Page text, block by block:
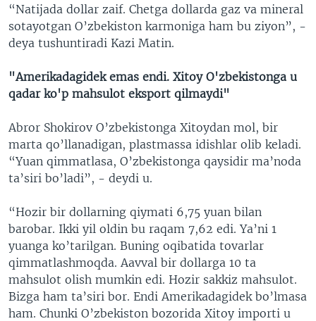
“Natijada dollar zaif. Chetga dollarda gaz va mineral
sotayotgan O’zbekiston karmoniga ham bu ziyon”, -
deya tushuntiradi Kazi Matin.
"Amerikadagidek emas endi. Xitoy O'zbekistonga u
qadar ko'p mahsulot eksport qilmaydi"
Abror Shokirov O’zbekistonga Xitoydan mol, bir
marta qo’llanadigan, plastmassa idishlar olib keladi.
“Yuan qimmatlasa, O’zbekistonga qaysidir ma’noda
ta’siri bo’ladi”, - deydi u.
“Hozir bir dollarning qiymati 6,75 yuan bilan
barobar. Ikki yil oldin bu raqam 7,62 edi. Ya’ni 1
yuanga ko’tarilgan. Buning oqibatida tovarlar
qimmatlashmoqda. Aavval bir dollarga 10 ta
mahsulot olish mumkin edi. Hozir sakkiz mahsulot.
Bizga ham ta’siri bor. Endi Amerikadagidek bo’lmasa
ham. Chunki O’zbekiston bozorida Xitoy importi u